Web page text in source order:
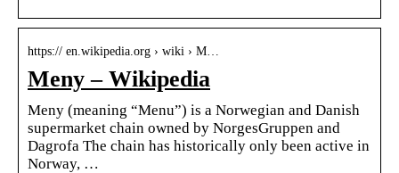
https:// en.wikipedia.org › wiki › M…
Meny – Wikipedia
Meny (meaning “Menu”) is a Norwegian and Danish
supermarket chain owned by NorgesGruppen and
Dagrofa The chain has historically only been active in
Norway, …